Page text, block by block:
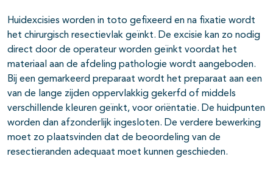
Huidexcisies worden in toto gefixeerd en na fixatie wordt
het chirurgisch resectievlak geïnkt. De excisie kan zo nodig
direct door de operateur worden geïnkt voordat het
materiaal aan de afdeling pathologie wordt aangeboden.
Bij een gemarkeerd preparaat wordt het preparaat aan een
van de lange zijden oppervlakkig gekerfd of middels
verschillende kleuren geïnkt, voor oriëntatie. De huidpunten
worden dan afzonderlijk ingesloten. De verdere bewerking
moet zo plaatsvinden dat de beoordeling van de
resectieranden adequaat moet kunnen geschieden.